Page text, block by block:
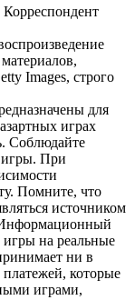
Images, строго
для
играх
Соблюдайте
игры. При
Помните, что
источником
Информационный
игры на реальные
ни в
которые
играми,